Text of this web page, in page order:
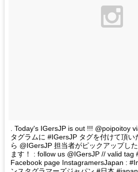
. Today's IGersJP is out !!! @poipoitoy
タグラムに #IGersJP タグを付けて頂
ら @IGersJP 担当者がピックアップし
ます！ : follow us @IGersJP // valid tag
Facebook page InstagramersJapan :